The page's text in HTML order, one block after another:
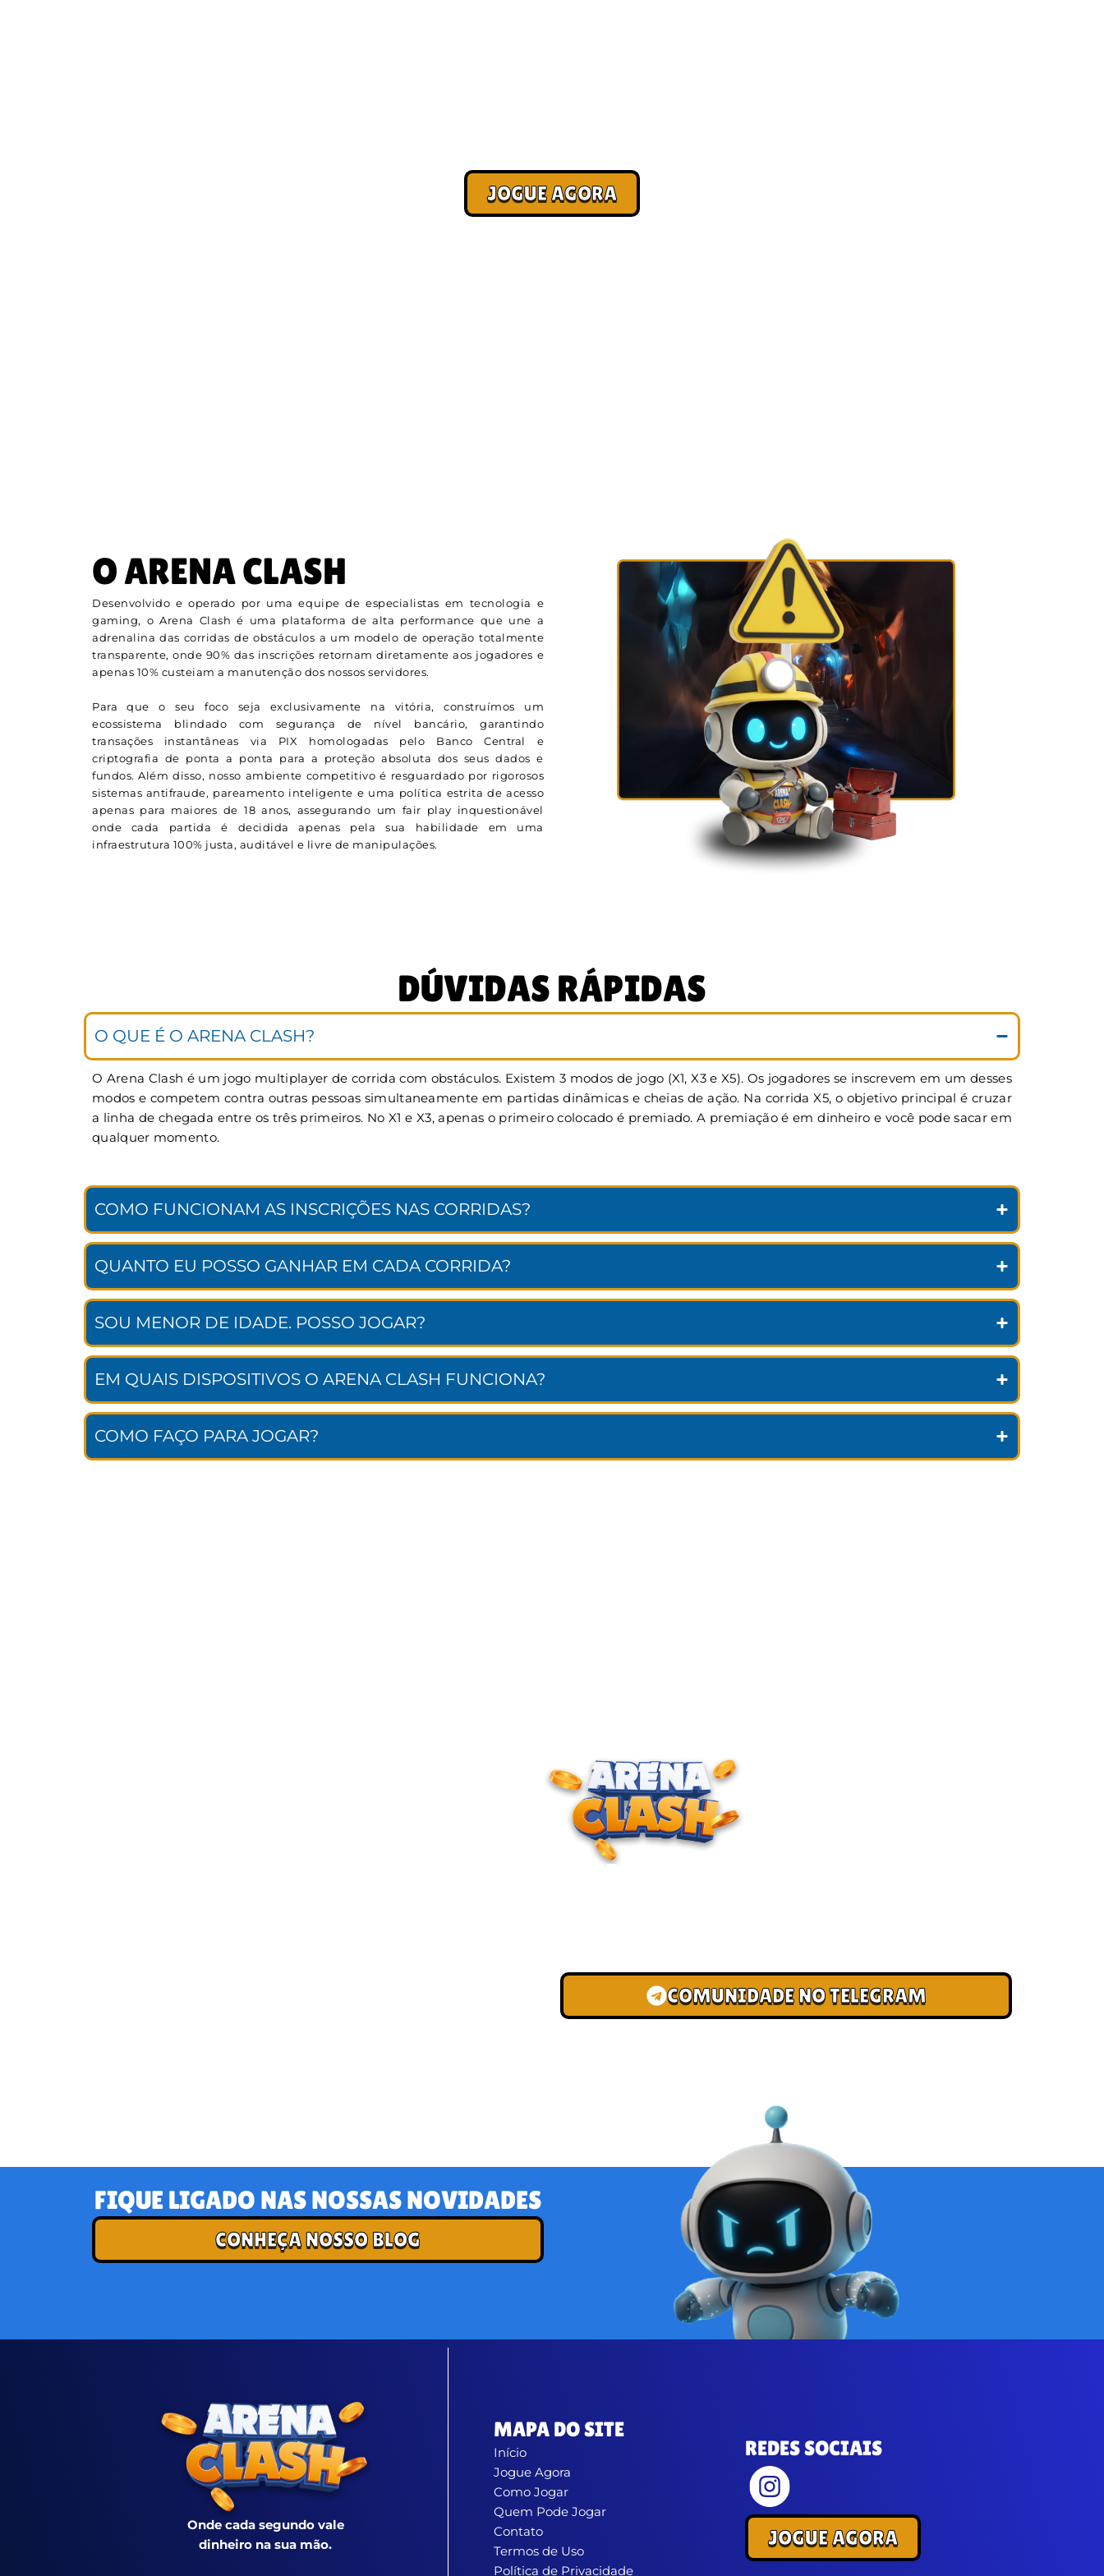
JOGUE AGORA
O ARENA CLASH
Desenvolvido e operado por uma equipe de especialistas em tecnologia e
gaming, o Arena Clash é uma plataforma de alta performance que une a
adrenalina das corridas de obstáculos a um modelo de operação totalmente
transparente, onde 90% das inscrições retornam diretamente aos jogadores e
apenas 10% custeiam a manutenção dos nossos servidores.
Para que o seu foco seja exclusivamente na vitória, construímos um
ecossistema blindado com segurança de nível bancário, garantindo
transações instantâneas via PIX homologadas pelo Banco Central e
criptografia de ponta a ponta para a proteção absoluta dos seus dados e
fundos. Além disso, nosso ambiente competitivo é resguardado por rigorosos
sistemas antifraude, pareamento inteligente e uma política estrita de acesso
apenas para maiores de 18 anos, assegurando um fair play inquestionável
onde cada partida é decidida apenas pela sua habilidade em uma
infraestrutura 100% justa, auditável e livre de manipulações.
DÚVIDAS RÁPIDAS
O QUE É O ARENA CLASH?
O Arena Clash é um jogo multiplayer de corrida com obstáculos. Existem 3 modos de jogo (X1, X3 e X5). Os jogadores se inscrevem em um desses
modos e competem contra outras pessoas simultaneamente em partidas dinâmicas e cheias de ação. Na corrida X5, o objetivo principal é cruzar
a linha de chegada entre os três primeiros. No X1 e X3, apenas o primeiro colocado é premiado. A premiação é em dinheiro e você pode sacar em
qualquer momento.
COMO FUNCIONAM AS INSCRIÇÕES NAS CORRIDAS?
QUANTO EU POSSO GANHAR EM CADA CORRIDA?
SOU MENOR DE IDADE. POSSO JOGAR?
EM QUAIS DISPOSITIVOS O ARENA CLASH FUNCIONA?
COMO FAÇO PARA JOGAR?
ENTRE PARA O CLUBE DOS CAMPEÕES
COMUNIDADE NO TELEGRAM
FIQUE LIGADO NAS NOSSAS NOVIDADES
CONHEÇA NOSSO BLOG
Onde cada segundo vale
dinheiro na sua mão.
MAPA DO SITE
Início
Jogue Agora
Como Jogar
Quem Pode Jogar
Contato
Termos de Uso
Política de Privacidade
REDES SOCIAIS
JOGUE AGORA